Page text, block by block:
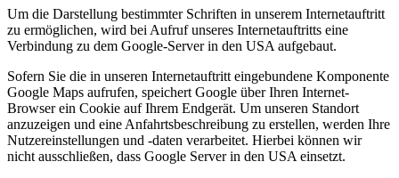
Um die Darstellung bestimmter Schriften in unserem Internetauftritt
zu ermöglichen, wird bei Aufruf unseres Internetauftritts eine
Verbindung zu dem Google-Server in den USA aufgebaut.
Sofern Sie die in unseren Internetauftritt eingebundene Komponente
Google Maps aufrufen, speichert Google über Ihren Internet-
Browser ein Cookie auf Ihrem Endgerät. Um unseren Standort
anzuzeigen und eine Anfahrtsbeschreibung zu erstellen, werden Ihre
Nutzereinstellungen und -daten verarbeitet. Hierbei können wir
nicht ausschließen, dass Google Server in den USA einsetzt.